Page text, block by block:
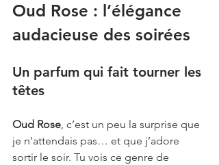
Oud Rose : l’élégance
audacieuse des soirées
Un parfum qui fait tourner les
têtes
Oud Rose, c’est un peu la surprise que
je n’attendais pas… et que j’adore
sortir le soir. Tu vois ce genre de